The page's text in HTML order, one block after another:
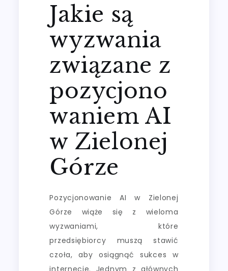
Jakie są
wyzwania
związane z
pozycjono
waniem AI
w Zielonej
Górze
Pozycjonowanie AI w Zielonej
Górze wiąże się z wieloma
wyzwaniami, które
przedsiębiorcy muszą stawić
czoła, aby osiągnąć sukces w
internecie. Jednym z głównych